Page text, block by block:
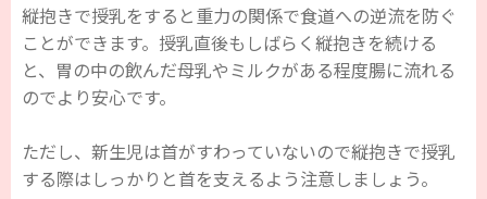
縦抱きで授乳をすると重力の関係で食道への逆流を防ぐ
ことができます。授乳直後もしばらく縦抱きを続ける
と、胃の中の飲んだ母乳やミルクがある程度腸に流れる
のでより安心です。
ただし、新生児は首がすわっていないので縦抱きで授乳
する際はしっかりと首を支えるよう注意しましょう。